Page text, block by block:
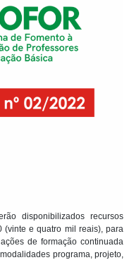
disponibilizados recursos
e quatro mil reais), para
de formação continuada
programa, projeto,